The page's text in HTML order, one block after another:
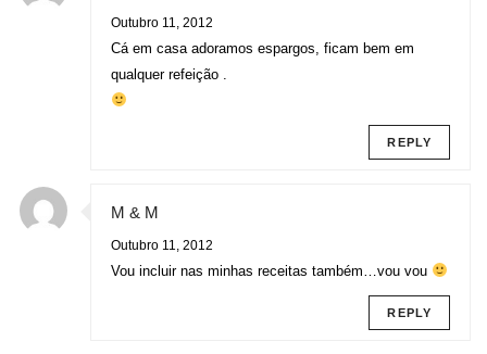
Outubro 11, 2012
Cá em casa adoramos espargos, ficam bem em
qualquer refeição .
REPLY
M & M
Outubro 11, 2012
Vou incluir nas minhas receitas também…vou vou
REPLY